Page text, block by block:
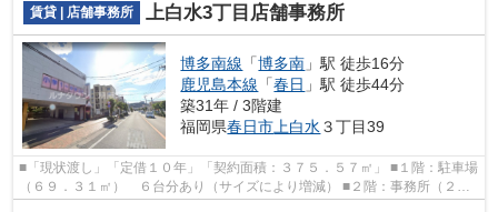
賃貸 | 店舗事務所 上白水3丁目店舗事務所
博多南線 「博多南 」駅 徒歩16分
鹿児島本線 「春日 」駅 徒歩44分
築31年 / 3階建
福岡県春日市 上白水 ３丁目39
■「現状渡し」「定借１０年」「契約面積：３７５．５７㎡」 ■１階：駐車場
（６９．３１㎡） ６台分あり（サイズにより増減） ■２階：事務所（２０